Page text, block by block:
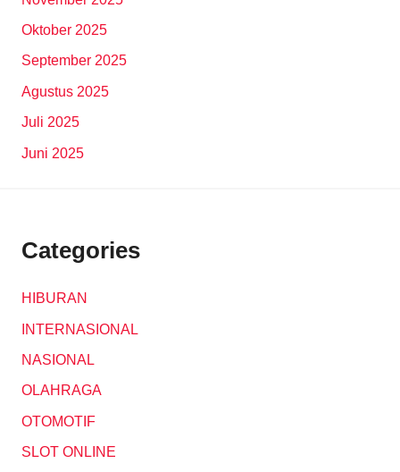
Oktober 2025
September 2025
Agustus 2025
Juli 2025
Juni 2025
Categories
HIBURAN
INTERNASIONAL
NASIONAL
OLAHRAGA
OTOMOTIF
SLOT ONLINE